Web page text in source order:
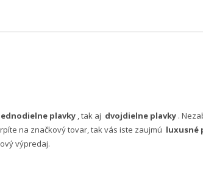
plavky , tak aj dvojdielne plavky .
na značkový tovar, tak vás iste zaujmú luxusné
výpredaj.